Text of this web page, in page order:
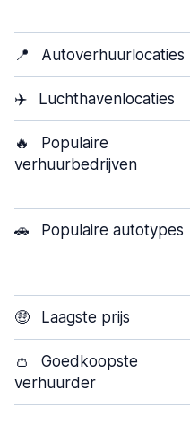
📍 Autoverhuurlocaties
✈️ Luchthavenlocaties
🔥
Populaire
verhuurbedrijven
🚗 Populaire autotypes
🤑 Laagste prijs
👛
Goedkoopste
verhuurder